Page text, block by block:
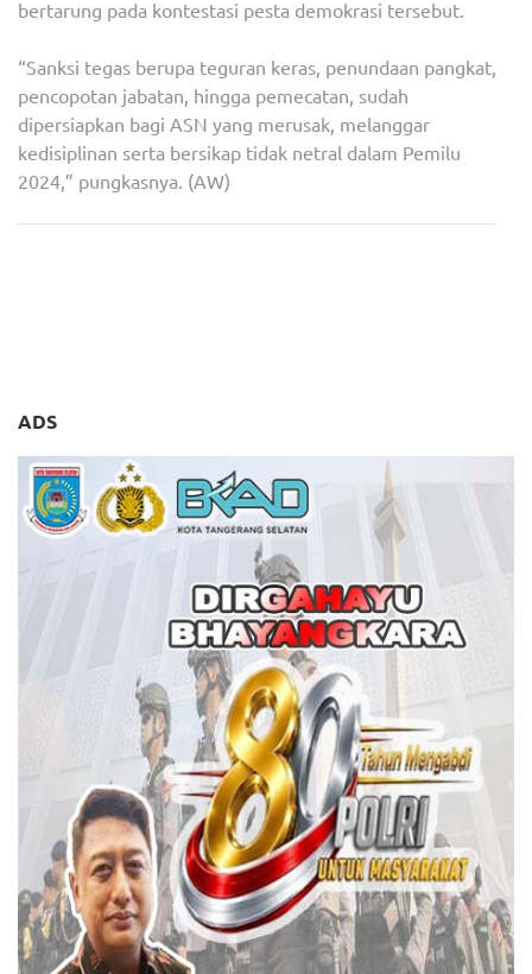
bertarung pada kontestasi pesta demokrasi tersebut.
“Sanksi tegas berupa teguran keras, penundaan pangkat,
pencopotan jabatan, hingga pemecatan, sudah
dipersiapkan bagi ASN yang merusak, melanggar
kedisiplinan serta bersikap tidak netral dalam Pemilu
2024,” pungkasnya. (AW)
ADS